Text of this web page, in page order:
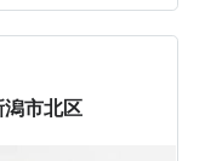
福島潟、ねぇ。
確かに禁漁区に
見魅力的に思え
人間ではないで
市北区